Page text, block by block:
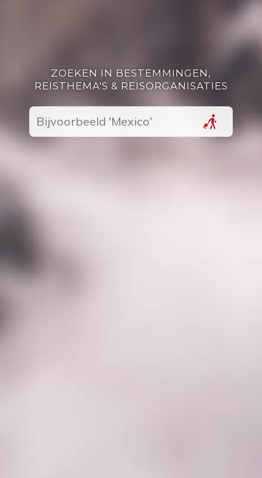
ZOEKEN IN BESTEMMINGEN,
REISTHEMA'S & REISORGANISATIES